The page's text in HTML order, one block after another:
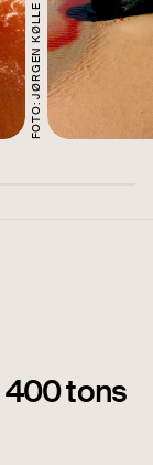
FOTO: JØRGEN KØLLE
400 tons